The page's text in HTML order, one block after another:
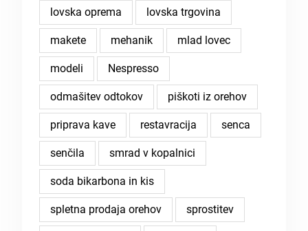
lovska oprema lovska trgovina
makete mehanik mlad lovec
modeli Nespresso
odmašitev odtokov piškoti iz orehov
priprava kave restavracija senca
senčila smrad v kopalnici
soda bikarbona in kis
spletna prodaja orehov sprostitev